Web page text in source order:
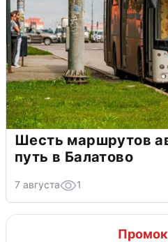
Шесть маршрутов
путь в Балатово
7 августа 1